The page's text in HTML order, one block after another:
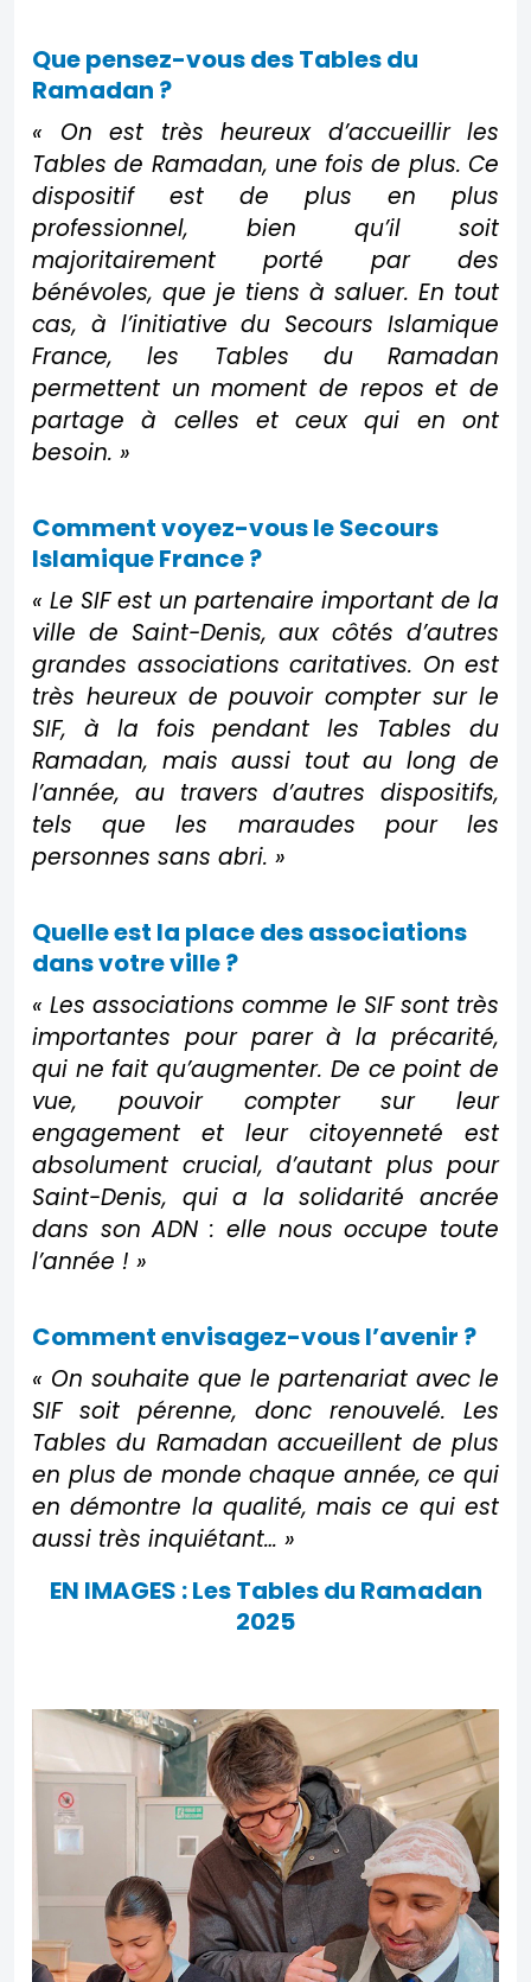
Que pensez-vous des Tables du
Ramadan ?
« On est très heureux d’accueillir les
Tables de Ramadan, une fois de plus. Ce
dispositif est de plus en plus
professionnel, bien qu’il soit
majoritairement porté par des
bénévoles, que je tiens à saluer. En tout
cas, à l’initiative du Secours Islamique
France, les Tables du Ramadan
permettent un moment de repos et de
partage à celles et ceux qui en ont
besoin. »
Comment voyez-vous le Secours
Islamique France ?
« Le SIF est un partenaire important de la
ville de Saint-Denis, aux côtés d’autres
grandes associations caritatives. On est
très heureux de pouvoir compter sur le
SIF, à la fois pendant les Tables du
Ramadan, mais aussi tout au long de
l’année, au travers d’autres dispositifs,
tels que les maraudes pour les
personnes sans abri. »
Quelle est la place des associations
dans votre ville ?
« Les associations comme le SIF sont très
importantes pour parer à la précarité,
qui ne fait qu’augmenter. De ce point de
vue, pouvoir compter sur leur
engagement et leur citoyenneté est
absolument crucial, d’autant plus pour
Saint-Denis, qui a la solidarité ancrée
dans son ADN : elle nous occupe toute
l’année ! »
Comment envisagez-vous l’avenir ?
« On souhaite que le partenariat avec le
SIF soit pérenne, donc renouvelé. Les
Tables du Ramadan accueillent de plus
en plus de monde chaque année, ce qui
en démontre la qualité, mais ce qui est
aussi très inquiétant… »
EN IMAGES : Les Tables du Ramadan
2025